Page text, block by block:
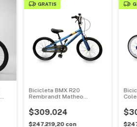
GRATIS
Bicicleta BMX R20
Rembrandt Matheo
$309.024
$247.219,20 con